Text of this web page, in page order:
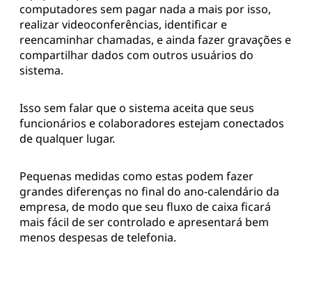
computadores sem pagar nada a mais por isso,
realizar videoconferências, identificar e
reencaminhar chamadas, e ainda fazer gravações e
compartilhar dados com outros usuários do
sistema.
Isso sem falar que o sistema aceita que seus
funcionários e colaboradores estejam conectados
de qualquer lugar.
Pequenas medidas como estas podem fazer
grandes diferenças no final do ano-calendário da
empresa, de modo que seu fluxo de caixa ficará
mais fácil de ser controlado e apresentará bem
menos despesas de telefonia.